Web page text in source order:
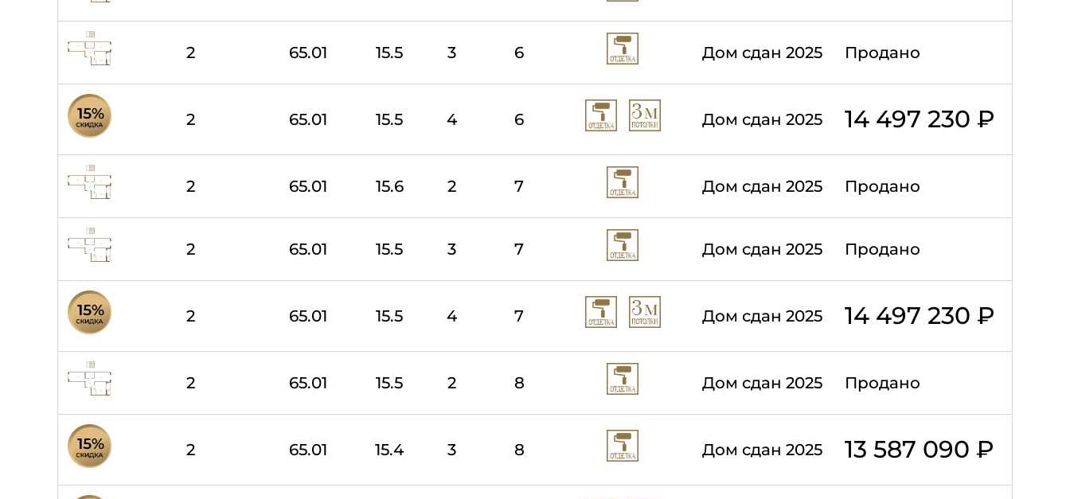
2 65.01 15.5 3 6 Дом сдан 2025 Продано
2 65.01 15.5 4 6 Дом сдан 2025 14 497 230 ₽
2 65.01 15.6 2 7 Дом сдан 2025 Продано
2 65.01 15.5 3 7 Дом сдан 2025 Продано
2 65.01 15.5 4 7 Дом сдан 2025 14 497 230 ₽
2 65.01 15.5 2 8 Дом сдан 2025 Продано
2 65.01 15.4 3 8 Дом сдан 2025 13 587 090 ₽